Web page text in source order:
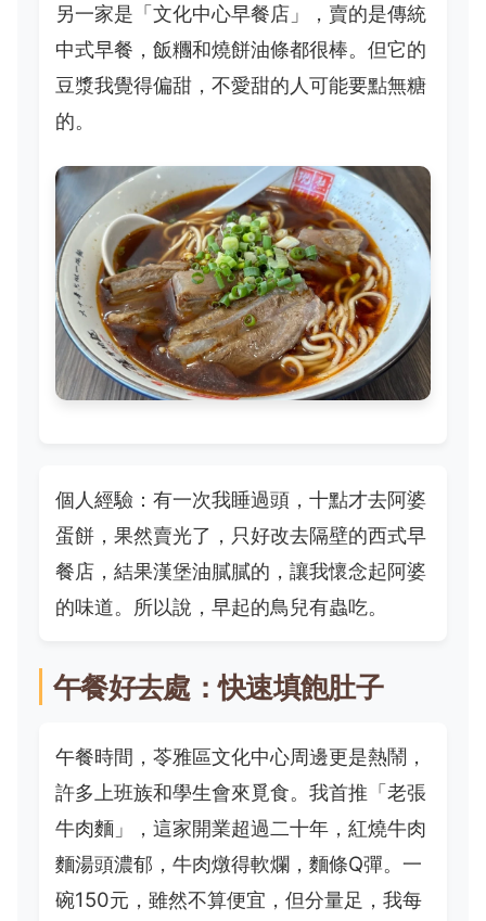
另一家是「文化中心早餐店」，賣的是傳統
中式早餐，飯糰和燒餅油條都很棒。但它的
豆漿我覺得偏甜，不愛甜的人可能要點無糖
的。
個人經驗：有一次我睡過頭，十點才去阿婆
蛋餅，果然賣光了，只好改去隔壁的西式早
餐店，結果漢堡油膩膩的，讓我懷念起阿婆
的味道。所以說，早起的鳥兒有蟲吃。
午餐好去處：快速填飽肚子
午餐時間，苓雅區文化中心周邊更是熱鬧，
許多上班族和學生會來覓食。我首推「老張
牛肉麵」，這家開業超過二十年，紅燒牛肉
麵湯頭濃郁，牛肉燉得軟爛，麵條Q彈。一
碗150元，雖然不算便宜，但分量足，我每